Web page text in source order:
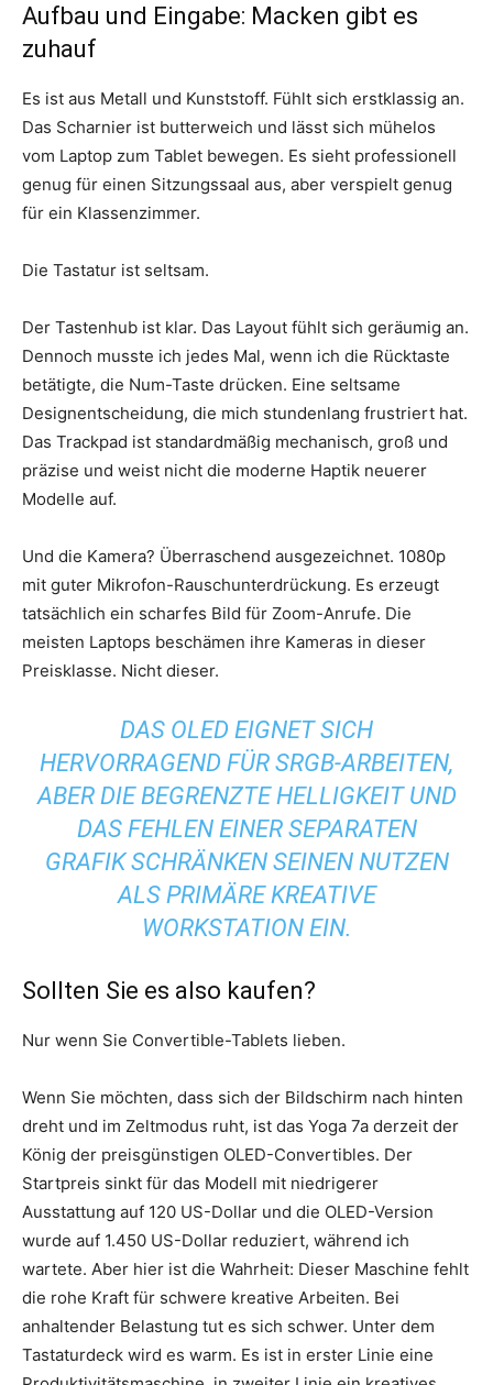
Aufbau und Eingabe: Macken gibt es
zuhauf
Es ist aus Metall und Kunststoff. Fühlt sich erstklassig an.
Das Scharnier ist butterweich und lässt sich mühelos
vom Laptop zum Tablet bewegen. Es sieht professionell
genug für einen Sitzungssaal aus, aber verspielt genug
für ein Klassenzimmer.
Die Tastatur ist seltsam.
Der Tastenhub ist klar. Das Layout fühlt sich geräumig an.
Dennoch musste ich jedes Mal, wenn ich die Rücktaste
betätigte, die Num-Taste drücken. Eine seltsame
Designentscheidung, die mich stundenlang frustriert hat.
Das Trackpad ist standardmäßig mechanisch, groß und
präzise und weist nicht die moderne Haptik neuerer
Modelle auf.
Und die Kamera? Überraschend ausgezeichnet. 1080p
mit guter Mikrofon-Rauschunterdrückung. Es erzeugt
tatsächlich ein scharfes Bild für Zoom-Anrufe. Die
meisten Laptops beschämen ihre Kameras in dieser
Preisklasse. Nicht dieser.
DAS OLED EIGNET SICH
HERVORRAGEND FÜR SRGB-ARBEITEN,
ABER DIE BEGRENZTE HELLIGKEIT UND
DAS FEHLEN EINER SEPARATEN
GRAFIK SCHRÄNKEN SEINEN NUTZEN
ALS PRIMÄRE KREATIVE
WORKSTATION EIN.
Sollten Sie es also kaufen?
Nur wenn Sie Convertible-Tablets lieben.
Wenn Sie möchten, dass sich der Bildschirm nach hinten
dreht und im Zeltmodus ruht, ist das Yoga 7a derzeit der
König der preisgünstigen OLED-Convertibles. Der
Startpreis sinkt für das Modell mit niedrigerer
Ausstattung auf 120 US-Dollar und die OLED-Version
wurde auf 1.450 US-Dollar reduziert, während ich
wartete. Aber hier ist die Wahrheit: Dieser Maschine fehlt
die rohe Kraft für schwere kreative Arbeiten. Bei
anhaltender Belastung tut es sich schwer. Unter dem
Tastaturdeck wird es warm. Es ist in erster Linie eine